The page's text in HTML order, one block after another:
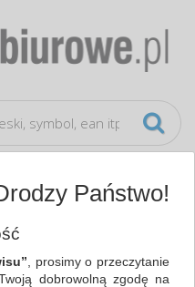
Państwo!
, prosimy o przeczytanie
dobrowolną zgodę na